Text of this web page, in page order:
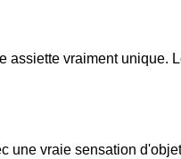
assiette vraiment unique.
une vraie sensation